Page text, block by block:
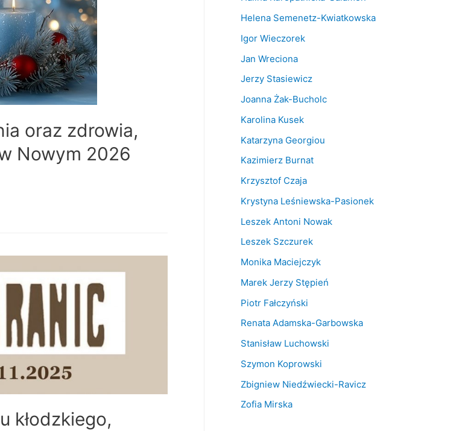
oraz zdrowia,
Nowym 2026
kłodzkiego,
Helena Semenetz-Kwiatkowska
Igor Wieczorek
Jan Wreciona
Jerzy Stasiewicz
Joanna Żak-Bucholc
Karolina Kusek
Katarzyna Georgiou
Kazimierz Burnat
Krzysztof Czaja
Krystyna Leśniewska-Pasionek
Leszek Antoni Nowak
Leszek Szczurek
Monika Maciejczyk
Marek Jerzy Stępień
Piotr Fałczyński
Renata Adamska-Garbowska
Stanisław Luchowski
Szymon Koprowski
Zbigniew Niedźwiecki-Ravicz
Zofia Mirska